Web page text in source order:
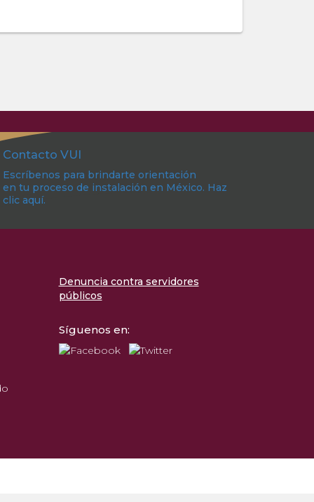
Contacto VUI
Escríbenos para brindarte orientación
en tu proceso de instalación en México. Haz
clic aquí.
Denuncia contra servidores
públicos
Síguenos en: